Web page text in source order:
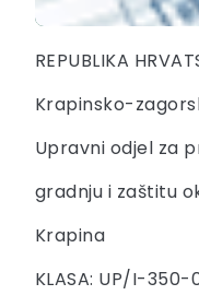
REPUBLIKA
Krapinsko-
Upravni odjel za
gradnju i zaštitu
Krapina
KLASA: UP/I-